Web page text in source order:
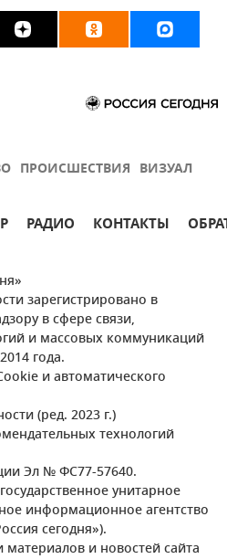
ПРОИСШЕСТВИЯ ВИЗУАЛ
РАДИО КОНТАКТЫ
зарегистрировано в
в сфере связи,
и массовых коммуникаций
года.
и автоматического
(ред. 2023 г.)
технологий
Эл № ФС77-57640.
унитарное
информационное агентство
сегодня»).
и новостей сайта